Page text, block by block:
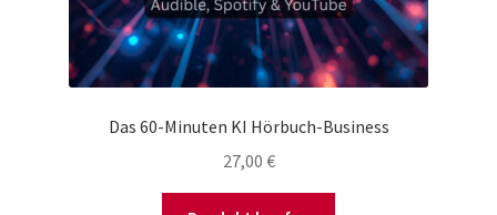
Das 60-Minuten KI Hörbuch-Business
27,00 €